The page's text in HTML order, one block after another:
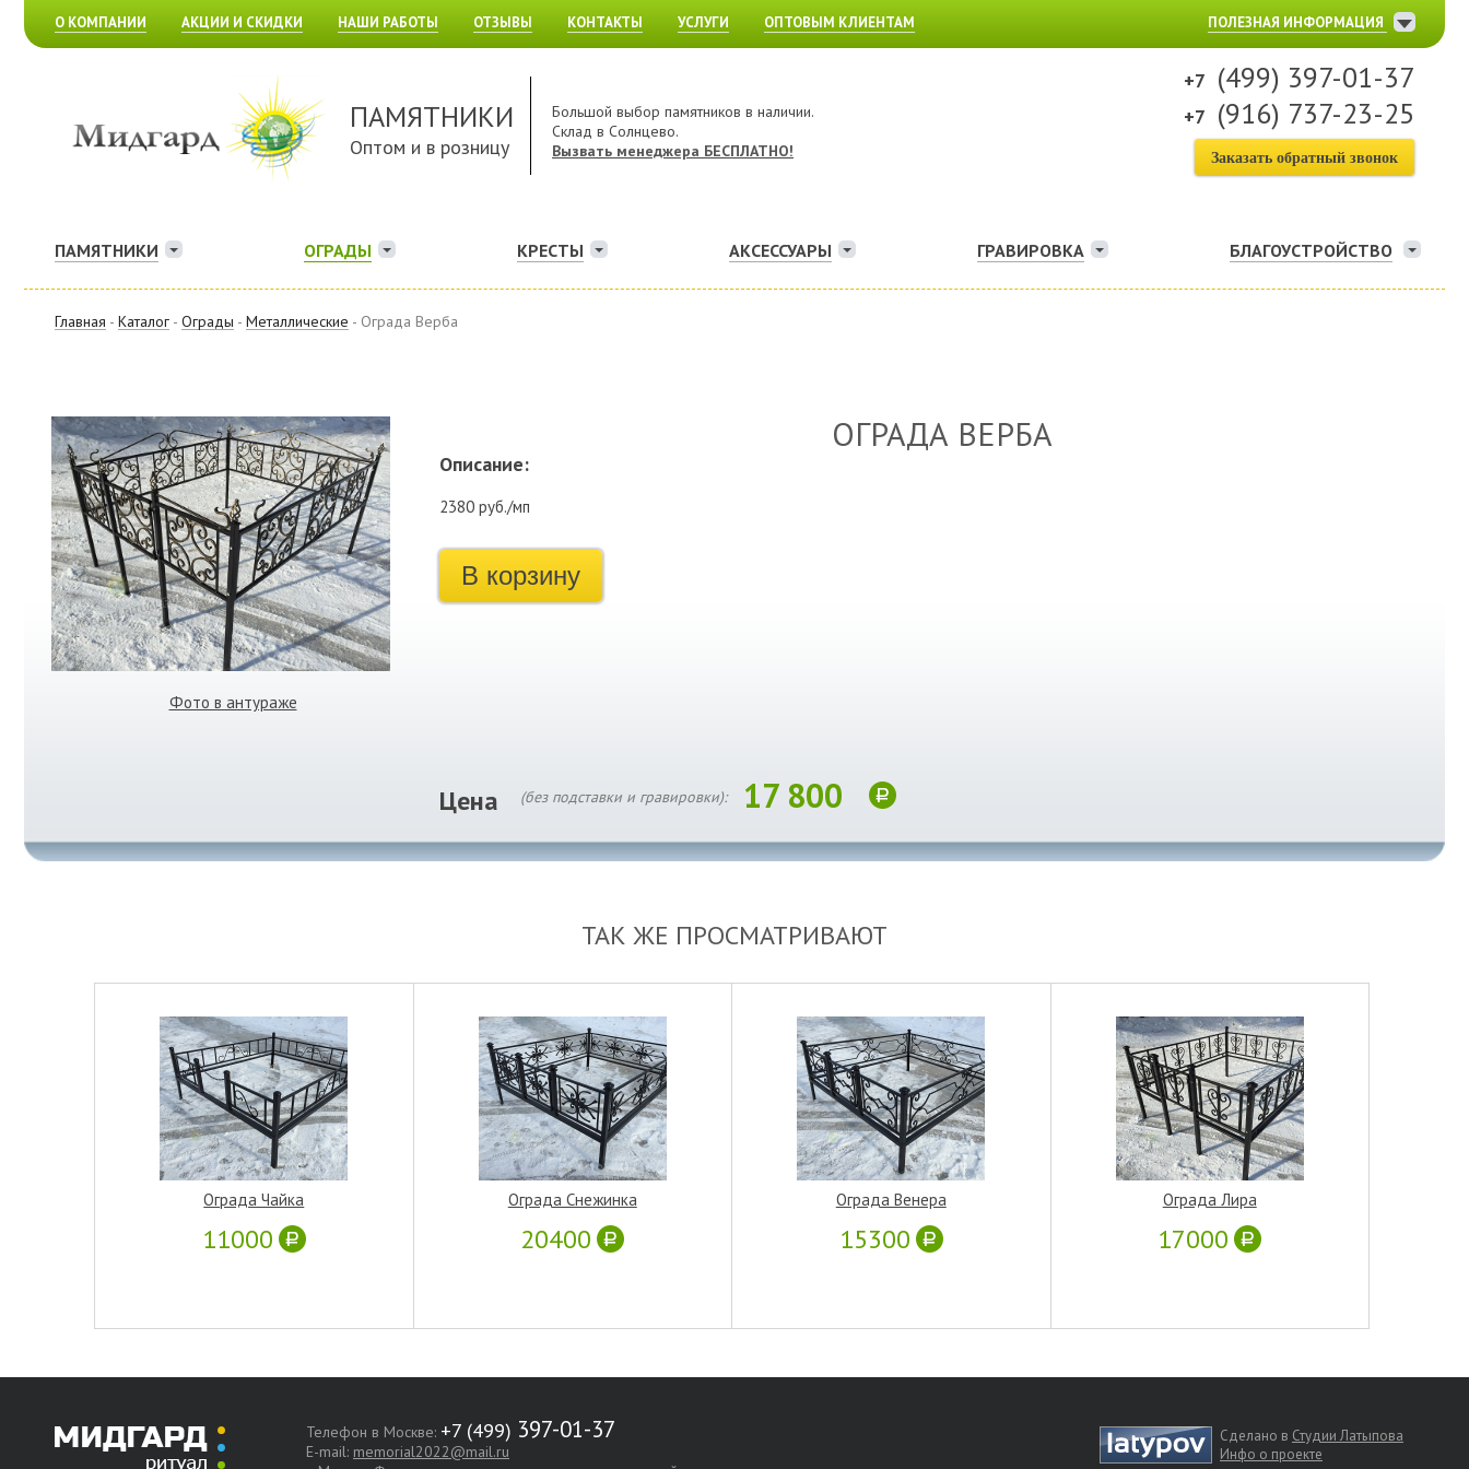
О КОМПАНИИ АКЦИИ И СКИДКИ НАШИ РАБОТЫ ОТЗЫВЫ КОНТАКТЫ УСЛУГИ ОПТОВЫМ КЛИЕНТАМ ПОЛЕЗНАЯ ИНФОРМАЦИЯ
ПАМЯТНИКИ
Оптом и в розницу
Большой выбор памятников в наличии.
Склад в Солнцево.
Вызвать менеджера БЕСПЛАТНО!
(499) 397-01-37
(916) 737-23-25
Заказать обратный звонок
ПАМЯТНИКИ ОГРАДЫ КРЕСТЫ АКСЕССУАРЫ ГРАВИРОВКА БЛАГОУСТРОЙСТВО
Главная - Каталог - Ограды - Металлические - Ограда Верба
Фото в антураже
ОГРАДА ВЕРБА
Описание:
2380 руб./мп
В корзину
Цена (без подставки и гравировки): 17 800
ТАК ЖЕ ПРОСМАТРИВАЮТ
Ограда Чайка
11000
Ограда Снежинка
20400
Ограда Венера
15300
Ограда Лира
17000
Телефон в Москве: 397-01-37
E-mail: memorial2022@mail.ru
Сделано в Студии Латыпова
Инфо о проекте